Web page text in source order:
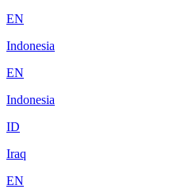
EN
Indonesia
EN
Indonesia
ID
Iraq
EN